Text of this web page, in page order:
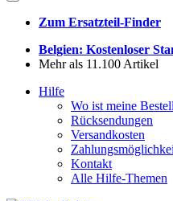
Zum Ersatzteil-Finder
Belgien: Kostenloser
Mehr als 11.100 Artikel
Hilfe
Wo ist meine
Rücksendungen
Versandkosten
Kontakt
Alle Hilfe-Themen